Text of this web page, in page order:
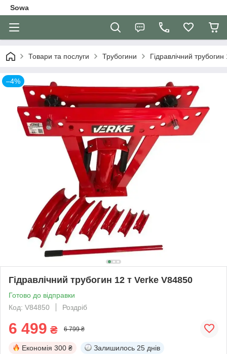
Sowa
Товари та послуги Трубогини Гідравлічний
–4%
Гідравлічний трубогин 12 т Verke V84850
Готово до відправки
Код: V84850
Роздріб
6 499 ₴ 6 799 ₴
Економія 300 ₴ Залишилось 25 днів